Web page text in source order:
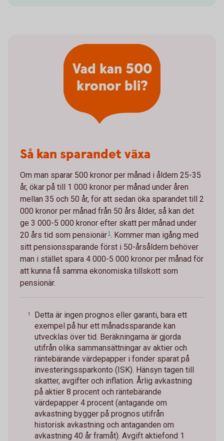
Vad kan 500
kronor bli?
Så kan sparandet växa
Om man sparar 500 kronor per månad i åldern 25-35
år, ökar på till 1 000 kronor per månad under åren
mellan 35 och 50 år, för att sedan öka sparandet till 2
000 kronor per månad från 50 års ålder, så kan det
ge 3 000-5 000 kronor efter skatt per månad under
20 års tid som pensionär 1. Kommer man igång med
sitt pensionssparande först i 50-årsåldern behöver
man i stället spara 4 000-5 000 kronor per månad för
att kunna få samma ekonomiska tillskott som
pensionär.
1
Detta är ingen prognos eller garanti, bara ett
exempel på hur ett månadssparande kan
utvecklas över tid. Beräkningarna är gjorda
utifrån olika sammansättningar av aktier och
räntebärande värdepapper i fonder sparat på
investeringssparkonto (ISK). Hänsyn tagen till
skatter, avgifter och inflation. Årlig avkastning
på aktier 8 procent och räntebärande
värdepapper 4 procent (antagande om
avkastning bygger på prognos utifrån
historisk avkastning och antaganden om
avkastning 40 år framåt). Avgift aktiefond 1